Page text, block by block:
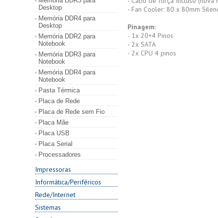
Desktop
Memória DDR4 para
Desktop
Memória DDR2 para
Notebook
Memória DDR3 para
Notebook
Memória DDR4 para
Notebook
Pasta Térmica
Placa de Rede
Placa de Rede sem Fio
Placa Mãe
Placa USB
Placa Serial
Processadores
Impressoras
Informática/Periféricos
Rede/Internet
Sistemas
- Fan Cooler: 80 x 80mm
Pinagem:
- 1x 20+4 Pinos
- 2x SATA
- 2x CPU 4 pinos